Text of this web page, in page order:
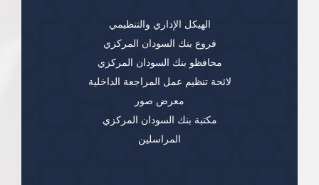
الهيكل الإداري والتنظيمي
فروع بنك السودان المركزي
محافظو بنك السودان المركزي
لائحة تنظيم عمل المراجعة الداخلية
معرض صور
مكتبة بنك السودان المركزي
المراسلين